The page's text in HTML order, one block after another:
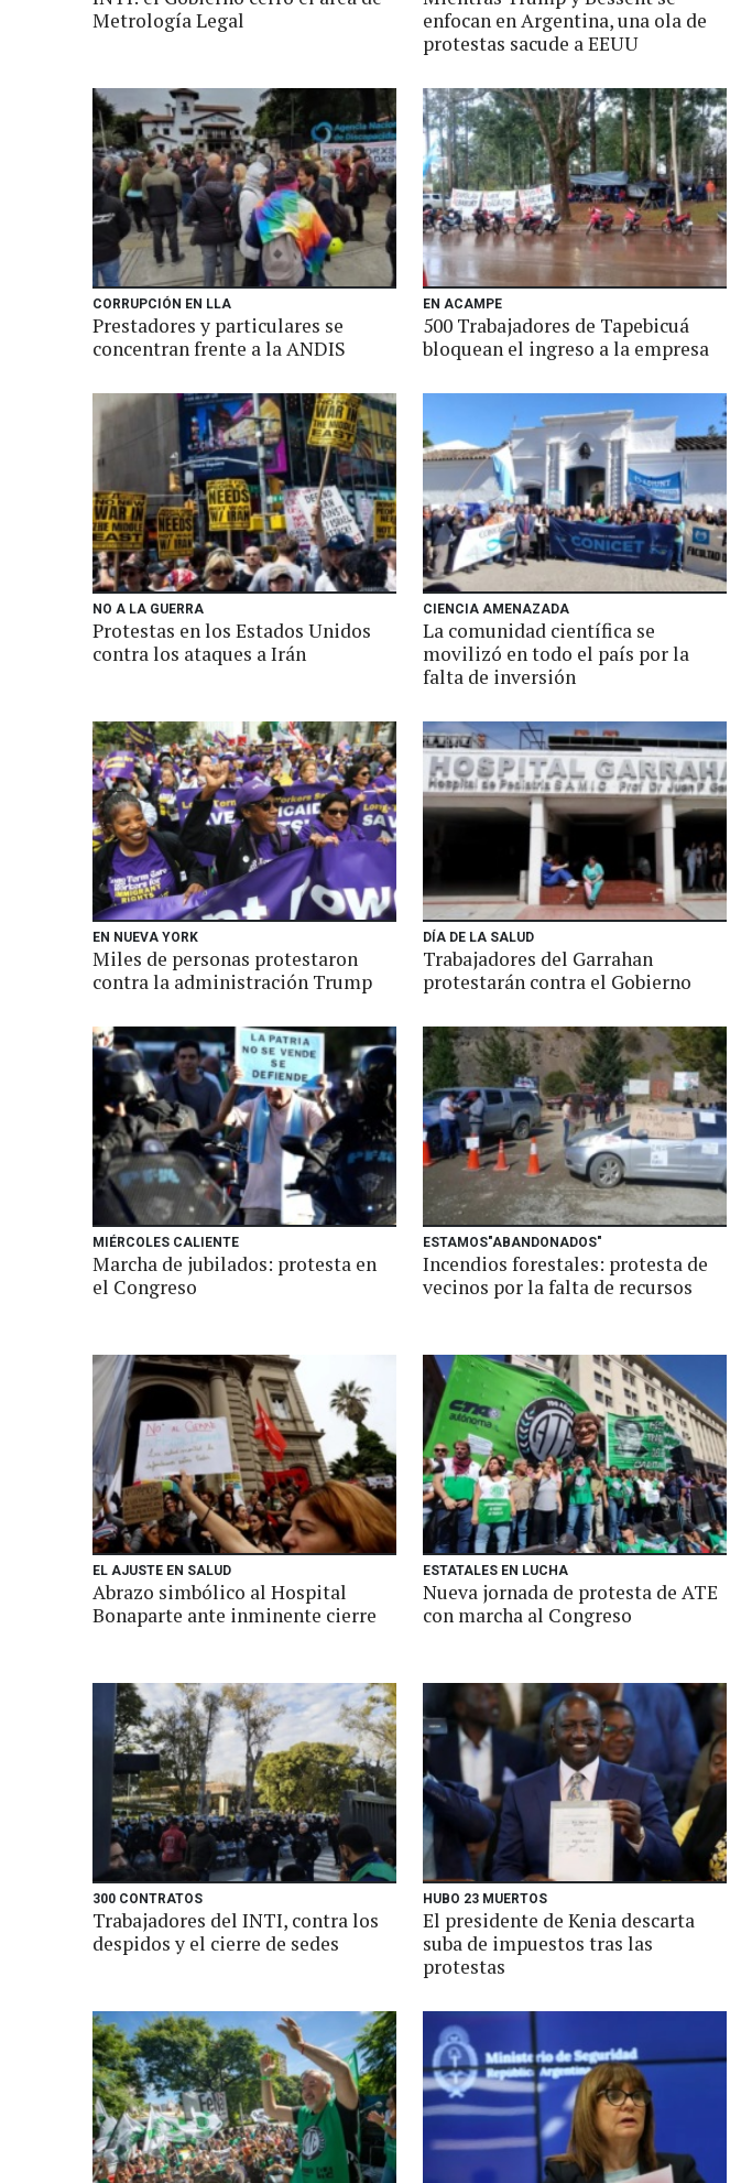
Metrología Legal
enfocan en Argentina, una ola de
protestas sacude a EEUU
CORRUPCIÓN EN LLA
Prestadores y particulares se
concentran frente a la ANDIS
EN ACAMPE
500 Trabajadores de Tapebicuá
bloquean el ingreso a la empresa
NO A LA GUERRA
Protestas en los Estados Unidos
contra los ataques a Irán
CIENCIA AMENAZADA
La comunidad científica se
movilizó en todo el país por la
falta de inversión
EN NUEVA YORK
Miles de personas protestaron
contra la administración Trump
DÍA DE LA SALUD
Trabajadores del Garrahan
protestarán contra el Gobierno
MIÉRCOLES CALIENTE
Marcha de jubilados: protesta en
el Congreso
ESTAMOS"ABANDONADOS"
Incendios forestales: protesta de
vecinos por la falta de recursos
EL AJUSTE EN SALUD
Abrazo simbólico al Hospital
Bonaparte ante inminente cierre
ESTATALES EN LUCHA
Nueva jornada de protesta de ATE
con marcha al Congreso
300 CONTRATOS
Trabajadores del INTI, contra los
despidos y el cierre de sedes
HUBO 23 MUERTOS
El presidente de Kenia descarta
suba de impuestos tras las
protestas